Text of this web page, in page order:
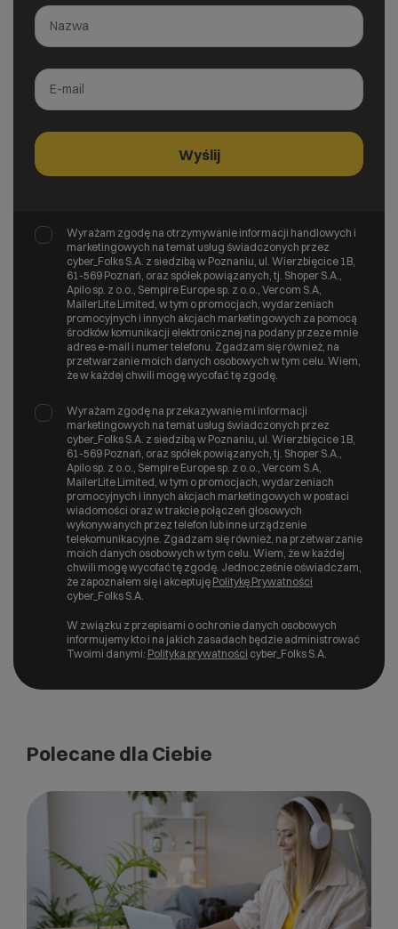
Wyrażam zgodę na otrzymywanie informacji handlowych i
marketingowych na temat usług świadczonych przez
cyber_Folks S.A. z siedzibą w Poznaniu, ul. Wierzbięcice 1B,
61-569 Poznań, oraz spółek powiązanych, tj. Shoper S.A.,
Apilo sp. z o.o., Sempire Europe sp. z o.o., Vercom S.A,
MailerLite Limited, w tym o promocjach, wydarzeniach
promocyjnych i innych akcjach marketingowych za pomocą
środków komunikacji elektronicznej na podany przeze mnie
adres e-mail i numer telefonu. Zgadzam się również, na
przetwarzanie moich danych osobowych w tym celu. Wiem,
że w każdej chwili mogę wycofać tę zgodę.
Wyrażam zgodę na przekazywanie mi informacji
marketingowych na temat usług świadczonych przez
cyber_Folks S.A. z siedzibą w Poznaniu, ul. Wierzbięcice 1B,
61-569 Poznań, oraz spółek powiązanych, tj. Shoper S.A.,
Apilo sp. z o.o., Sempire Europe sp. z o.o., Vercom S.A,
MailerLite Limited, w tym o promocjach, wydarzeniach
promocyjnych i innych akcjach marketingowych w postaci
wiadomości oraz w trakcie połączeń głosowych
wykonywanych przez telefon lub inne urządzenie
telekomunikacyjne. Zgadzam się również, na przetwarzanie
moich danych osobowych w tym celu. Wiem, że w każdej
chwili mogę wycofać tę zgodę. Jednocześnie oświadczam,
że zapoznałem się i akceptuję Politykę Prywatności
cyber_Folks S.A.
W związku z przepisami o ochronie danych osobowych
informujemy kto i na jakich zasadach będzie administrować
Twoimi danymi: Polityka prywatności cyber_Folks S.A.
Polecane dla Ciebie